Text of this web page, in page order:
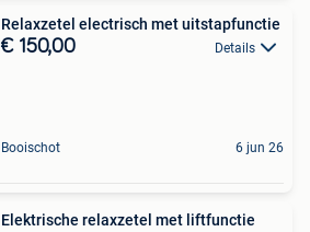
Relaxzetel electrisch met uitstapfunctie
€ 150,00 Details
Booischot 6 jun 26
Elektrische relaxzetel met liftfunctie